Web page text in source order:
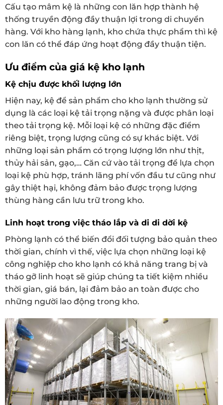
Cấu tạo mâm kệ là những con lăn hợp thành hệ
thống truyền động đầy thuận lợi trong di chuyển
hàng. Với kho hàng lạnh, kho chứa thực phẩm thì kệ
con lăn có thể đáp ứng hoạt động đầy thuận tiện.
Ưu điểm của giá kệ kho lạnh
Kệ chịu được khối lượng lớn
Hiện nay, kệ để sản phẩm cho kho lạnh thường sử
dụng là các loại kệ tải trọng nặng và được phân loại
theo tải trọng kệ. Mỗi loại kệ có những đặc điểm
riêng biệt, trọng lượng cũng có sự khác biệt. Với
những loại sản phẩm có trọng lượng lớn như thịt,
thủy hải sản, gạo,… Căn cứ vào tải trọng để lựa chọn
loại kệ phù hợp, tránh lãng phí vốn đầu tư cũng như
gây thiệt hại, không đảm bảo được trọng lượng
thùng hàng cần lưu trữ trong kho.
Linh hoạt trong việc tháo lắp và di di dời kệ
Phòng lạnh có thể biến đổi đối tượng bảo quản theo
thời gian, chính vì thế, việc lựa chọn những loại kệ
công nghiệp cho kho lạnh có khả năng trang bị và
tháo gỡ linh hoạt sẽ giúp chúng ta tiết kiệm nhiều
thời gian, giá bán, lại đảm bảo an toàn được cho
những người lao động trong kho.